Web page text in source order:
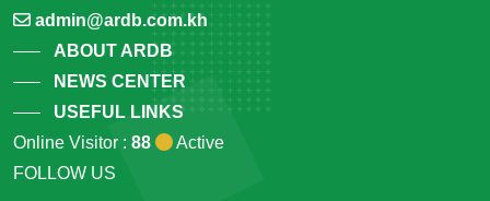
admin@ardb.com.kh
ABOUT ARDB
NEWS CENTER
USEFUL LINKS
Online Visitor : 88
Active
FOLLOW US